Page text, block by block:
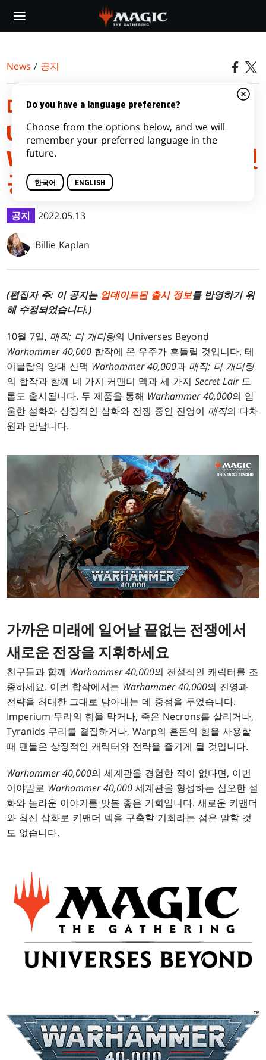
main
News / 공지
매직: 더 개더링의
UNIVERSES BEYOND
WARHAMMER 40,000 합작 첫
공개
공지 2022.05.13
Billie Kaplan
(편집자 주: 이 공지는 업데이트된 출시 정보를 반영하기 위
해 수정되었습니다.)
10월 7일, 매직: 더 개더링의 Universes Beyond
Warhammer 40,000 합작에 온 우주가 흔들릴 것입니다. 테
이블탑의 양대 산맥 Warhammer 40,000과 매직: 더 개더링
의 합작과 함께 네 가지 커맨더 덱과 세 가지Secret Lair드
롭도 출시됩니다. 두 제품을 통해 Warhammer 40,000의 암
울한 설화와 상징적인 삽화와 전쟁 중인 진영이 매직의 다차
원과 만납니다.
가까운 미래에 일어날 끝없는 전쟁에서
새로운 전장을 지휘하세요
친구들과 함께 Warhammer 40,000의 전설적인 캐릭터를 조
종하세요. 이번 합작에서는 Warhammer 40,000의 진영과
전략을 최대한 그대로 담아내는 데 중점을 두었습니다.
Imperium 무리의 힘을 막거나, 죽은 Necrons를 살리거나,
Tyranids 무리를 결집하거나, Warp의 혼돈의 힘을 사용할
때 팬들은 상징적인 캐릭터와 전략을 즐기게 될 것입니다.
Warhammer 40,000의 세계관을 경험한 적이 없다면, 이번
이야말로 Warhammer 40,000 세계관을 형성하는 심오한 설
화와 놀라운 이야기를 맛볼 좋은 기회입니다. 새로운 커맨더
와 최신 삽화로 커맨더 덱을 구축할 기회라는 점은 말할 것
도 없습니다.
Do you have a language preference?
Choose from the options below, and we will
remember your preferred language in the
future.
한국어 ENGLISH